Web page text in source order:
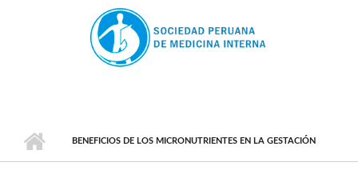
BENEFICIOS DE LOS MICRONUTRIENTES EN LA GESTACIÓN